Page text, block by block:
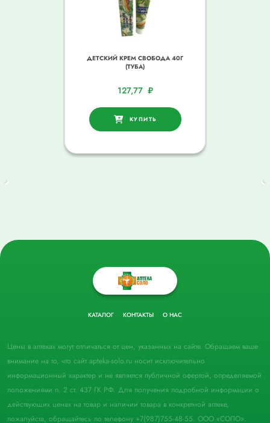
ДЕТСКИЙ КРЕМ СВОБОДА 40Г
(ТУБА)
127,77 ₽
КУПИТЬ
КАТАЛОГ КОНТАКТЫ О НАС
Цены в аптеках могут отличаться от цен, указанных на сайте. Обращаем ваше
внимание на то, что сайт apteka-solo.ru носит исключительно
информационный характер и не является публичной офертой, определяемой
положениями п. 2 ст. 437 ГК РФ. Для получения подробной информации о
действующих ценах на товар и наличии товара в конкретной аптеке,
пожалуйста, обращайтесь по телефону +7(987)755-48-55. ООО «СОЛО».